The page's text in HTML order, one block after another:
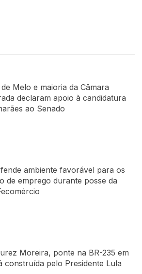
Melo e maioria da Câmara
declaram apoio à candidatura
ao Senado
ambiente favorável para os
de emprego durante posse da
Moreira, ponte na BR-235 em
construída pelo Presidente Lula